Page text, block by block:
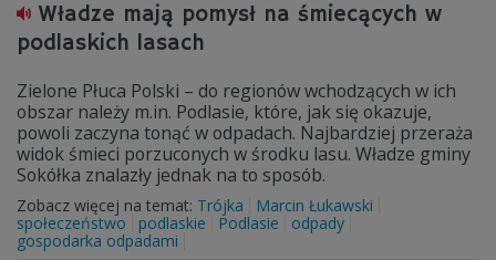
Władze mają pomysł na śmiecących w
podlaskich lasach
Zielone Płuca Polski – do regionów wchodzących w ich
obszar należy m.in. Podlasie, które, jak się okazuje,
powoli zaczyna tonąć w odpadach. Najbardziej przeraża
widok śmieci porzuconych w środku lasu. Władze gminy
Sokółka znalazły jednak na to sposób.
Zobacz więcej na temat: Trójka
Marcin Łukawski
społeczeństwo
podlaskie Podlasie
odpady
gospodarka odpadami